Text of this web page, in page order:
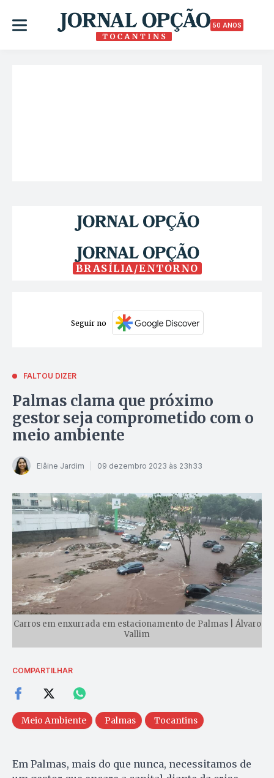
50 ANOS
BRASÍLIA/ENTORNO
Seguir no
FALTOU DIZER
Palmas clama que próximo
gestor seja comprometido com o
meio ambiente
Elâine Jardim 09 dezembro 2023 às 23h33
Carros em enxurrada em estacionamento de Palmas | Álvaro
Vallim
COMPARTILHAR
Meio Ambiente Palmas Tocantins
Em Palmas, mais do que nunca, necessitamos de